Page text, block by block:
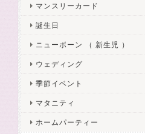
マンスリーカード
誕生日
ニューボーン （ 新生児 ）
ウェディング
季節イベント
マタニティ
ホームパーティー